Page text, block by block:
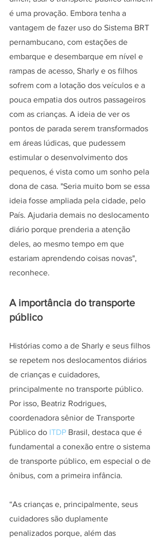
é uma provação. Embora tenha a
vantagem de fazer uso do Sistema BRT
pernambucano, com estações de
embarque e desembarque em nível e
rampas de acesso, Sharly e os filhos
sofrem com a lotação dos veículos e a
pouca empatia dos outros passageiros
com as crianças. A ideia de ver os
pontos de parada serem transformados
em áreas lúdicas, que pudessem
estimular o desenvolvimento dos
pequenos, é vista como um sonho pela
dona de casa. "Seria muito bom se essa
ideia fosse ampliada pela cidade, pelo
País. Ajudaria demais no deslocamento
diário porque prenderia a atenção
deles, ao mesmo tempo em que
estariam aprendendo coisas novas",
reconhece.
A importância do transporte
público
Histórias como a de Sharly e seus filhos
se repetem nos deslocamentos diários
de crianças e cuidadores,
principalmente no transporte público.
Por isso, Beatriz Rodrigues,
coordenadora sênior de Transporte
Público do ITDP Brasil, destaca que é
fundamental a conexão entre o sistema
de transporte público, em especial o de
ônibus, com a primeira infância.
“As crianças e, principalmente, seus
cuidadores são duplamente
penalizados porque, além das